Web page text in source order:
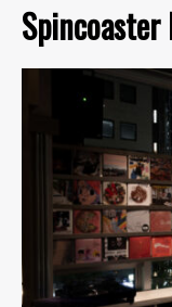
Spincoaster